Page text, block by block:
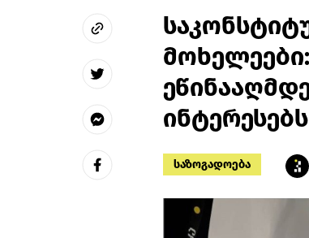
ინტერესებს
საზოგადოება